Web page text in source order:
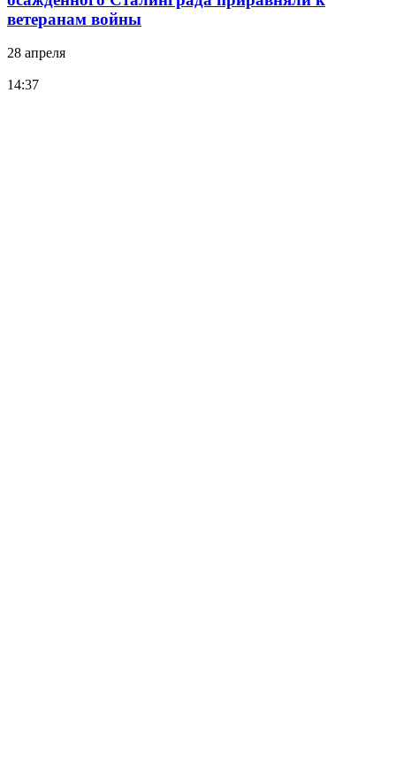
ветеранам войны
28 апреля
14:37